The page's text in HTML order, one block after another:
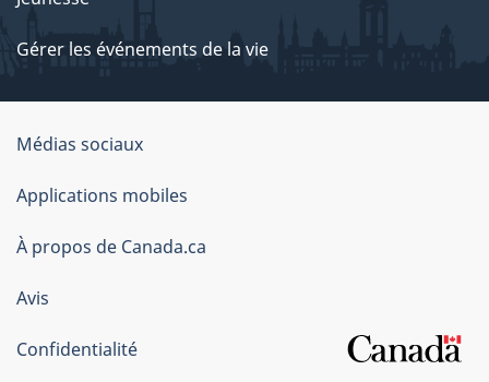
Gérer les événements de la vie
Organisation
du
gouvernement
du
Canada
Médias sociaux
Applications mobiles
À propos de Canada.ca
Avis
Confidentialité